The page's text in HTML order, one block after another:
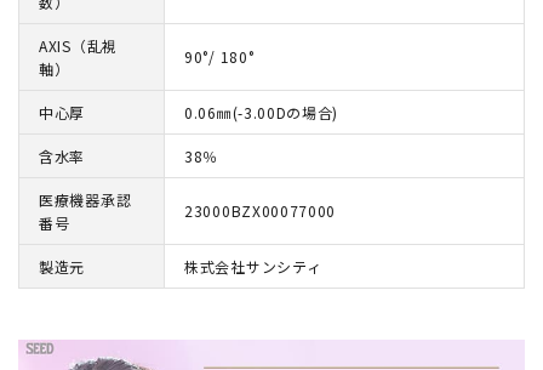
AXIS（乱視
軸）
90°/ 180°
中心厚 0.06㎜(-3.00Dの場合)
含水率 38％
医療機器承認
番号
23000BZX00077000
製造元 株式会社サンシティ